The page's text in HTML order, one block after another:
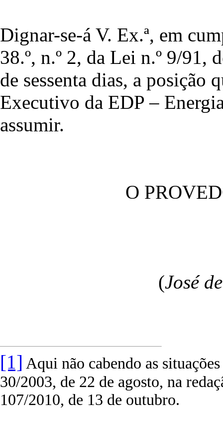
Dignar-se-á V. Ex.ª, em
38.º, n.º 2, da Lei n.º 9/91,
de sessenta dias, a posição
Executivo da EDP –
assumir.
O
(José
[1] Aqui não cabendo as
30/2003, de 22 de agosto, na
107/2010, de 13 de outubro.